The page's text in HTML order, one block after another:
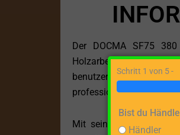
Der DOCMA SF75
Holzarbeitsaufgaben
benutzerfreundlichen
professionellen Einsatz.
Mit seinem
Schritt 1 von 5 -
Bist du
Händler